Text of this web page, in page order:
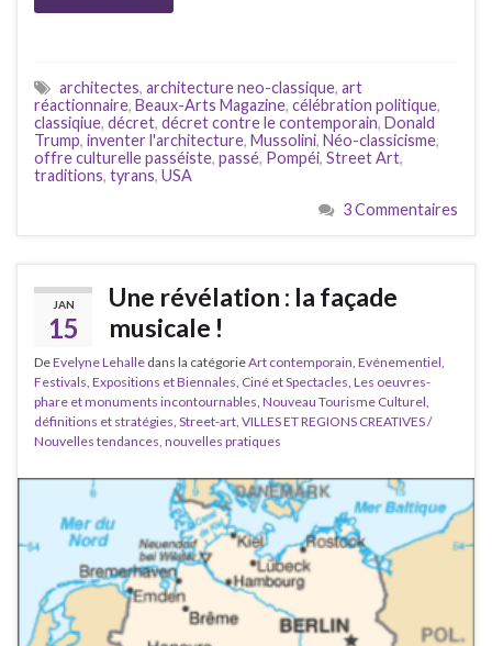
architectes, architecture neo-classique, art
réactionnaire, Beaux-Arts Magazine, célébration politique,
classiqiue, décret, décret contre le contemporain, Donald
Trump, inventer l'architecture, Mussolini, Néo-classicisme,
offre culturelle passéiste, passé, Pompéi, Street Art,
traditions, tyrans, USA
3 Commentaires
JAN
15
Une révélation : la façade
musicale !
DeEvelyne Lehalle dans la catégorieArt contemporain, Evénementiel,
Festivals, Expositions et Biennales, Ciné et Spectacles, Les oeuvres-
phare et monuments incontournables, Nouveau Tourisme Culturel,
définitions et stratégies, Street-art, VILLES ET REGIONS CREATIVES /
Nouvelles tendances, nouvelles pratiques